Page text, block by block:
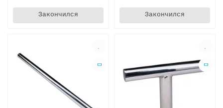
Закончился Закончился